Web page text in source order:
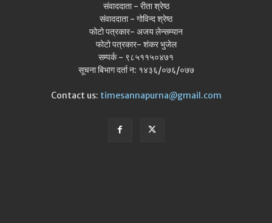
संवाददाता - रीता श्रेष्ठ
संवाददाता - गोविन्द श्रेष्ठ
फोटो पत्रकार- अजय लेन्सम्यान
फोटो पत्रकार- शंकर भुजेल
सम्पर्क - ९८५११५०४७१
सूचना बिभाग दर्ता न: १४३६/०७६/०७७
Contact us: timesannapurna@gmail.com